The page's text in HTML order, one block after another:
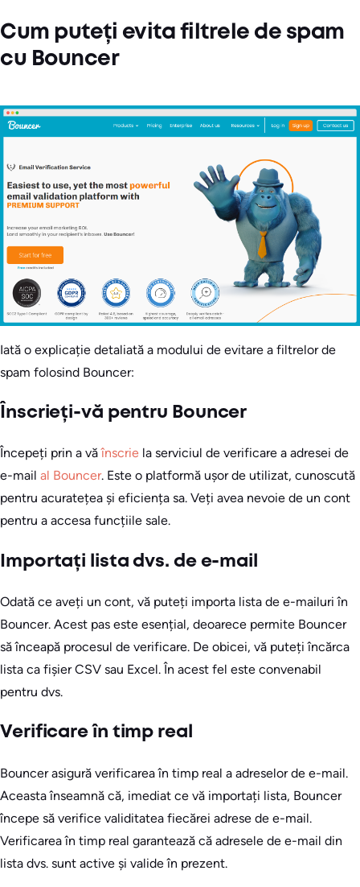
Cum puteți evita filtrele de spam
cu Bouncer
Iată o explicație detaliată a modului de evitare a filtrelor de
spam folosind Bouncer:
Înscrieți-vă pentru Bouncer
Începeți prin a văînscrie la serviciul de verificare a adresei de
e-mail al Bouncer. Este o platformă ușor de utilizat, cunoscută
pentru acuratețea și eficiența sa. Veți avea nevoie de un cont
pentru a accesa funcțiile sale.
Importați lista dvs. de e-mail
Odată ce aveți un cont, vă puteți importa lista de e-mailuri în
Bouncer. Acest pas este esențial, deoarece permite Bouncer
să înceapă procesul de verificare. De obicei, vă puteți încărca
lista ca fișier CSV sau Excel. În acest fel este convenabil
pentru dvs.
Verificare în timp real
Bouncer asigură verificarea în timp real a adreselor de e-mail.
Aceasta înseamnă că, imediat ce vă importați lista, Bouncer
începe să verifice validitatea fiecărei adrese de e-mail.
Verificarea în timp real garantează că adresele de e-mail din
lista dvs. sunt active și valide în prezent.